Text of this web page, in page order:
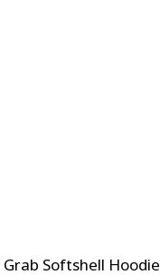
Softshell Hoodie